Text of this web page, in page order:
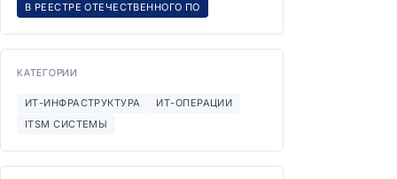
В РЕЕСТРЕ ОТЕЧЕСТВЕННОГО ПО
КАТЕГОРИИ
ИТ-ИНФРАСТРУКТУРА
ИТ-ОПЕРАЦИИ
ITSM СИСТЕМЫ